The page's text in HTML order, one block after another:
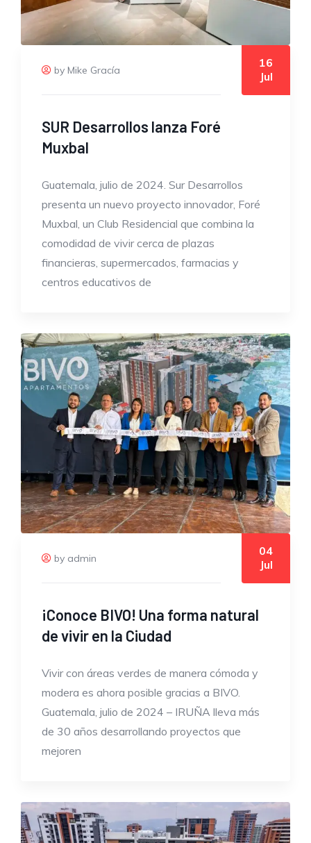
by Mike Gracía
16
Jul
SUR Desarrollos lanza Foré
Muxbal
Guatemala, julio de 2024. Sur Desarrollos
presenta un nuevo proyecto innovador, Foré
Muxbal, un Club Residencial que combina la
comodidad de vivir cerca de plazas
financieras, supermercados, farmacias y
centros educativos de
by admin
04
Jul
¡Conoce BIVO! Una forma natural
de vivir en la Ciudad
Vivir con áreas verdes de manera cómoda y
modera es ahora posible gracias a BIVO.
Guatemala, julio de 2024 – IRUÑA lleva más
de 30 años desarrollando proyectos que
mejoren